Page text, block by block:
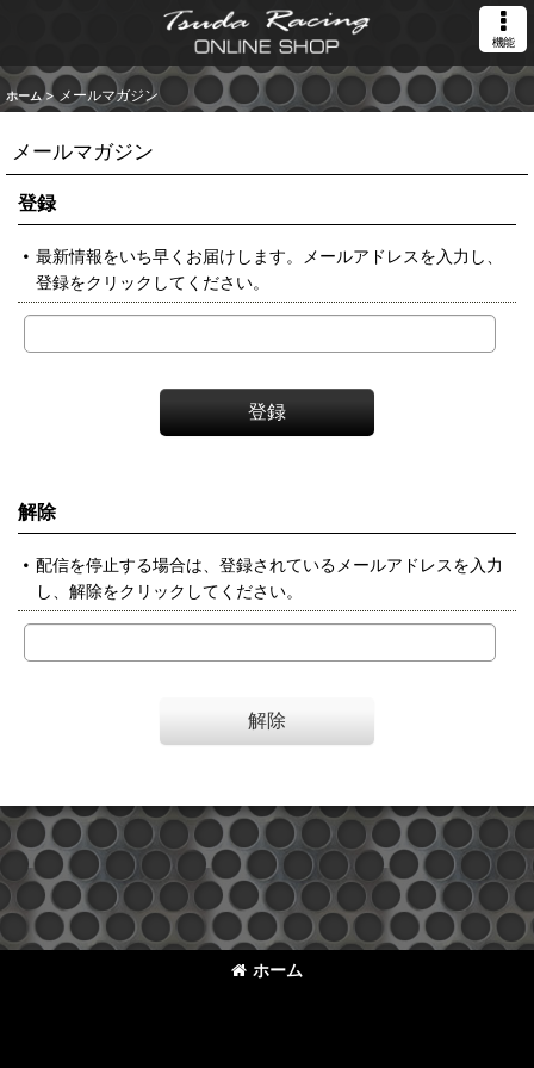
機能
ホーム > メールマガジン
メールマガジン
登録
最新情報をいち早くお届けします。メールアドレスを入力し、
登録をクリックしてください。
登録
解除
配信を停止する場合は、登録されているメールアドレスを入力
し、解除をクリックしてください。
解除
ホーム